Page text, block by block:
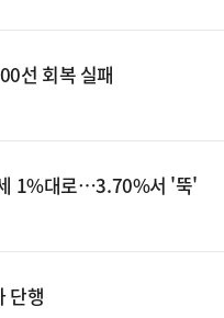
선 회복 실패
1%대로…3.70%서 '뚝'
단행